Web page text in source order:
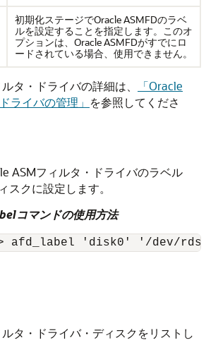
初期化ステージでOracle ASMFDのラベ
ルを設定することを指定します。このオ
プションは、Oracle ASMFDがすでにロ
ードされている場合、使用できません。
タ・ドライバの詳細は、
「Oracle
ライバの管理」 を参照してくださ
ASMフィルタ・ドライバのラベル
スクに設定します。
コマンドの使用方法
> afd_label 'disk0' '/dev/
タ・ドライバ・ディスクをリストし